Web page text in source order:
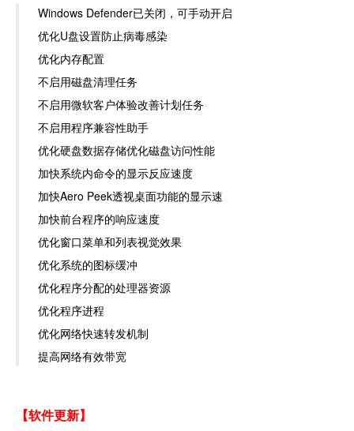
Windows Defender已关闭，可手动开启
优化U盘设置防止病毒感染
优化内存配置
不启用磁盘清理任务
不启用微软客户体验改善计划任务
不启用程序兼容性助手
优化硬盘数据存储优化磁盘访问性能
加快系统内命令的显示反应速度
加快Aero Peek透视桌面功能的显示速
加快前台程序的响应速度
优化窗口菜单和列表视觉效果
优化系统的图标缓冲
优化程序分配的处理器资源
优化程序进程
优化网络快速转发机制
提高网络有效带宽
【软件更新】